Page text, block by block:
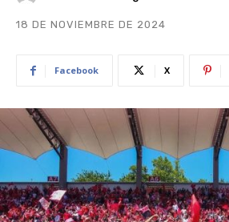
18 DE NOVIEMBRE DE 2024
Facebook X